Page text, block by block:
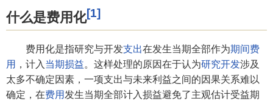
什么是费用化[1]
费用化是指研究与开发支出在发生当期全部作为期间费
用 ，计入 当期损益。这样处理的原因在于认为研究开发涉及
太多不确定因素，一项支出与未来利益之间的因果关系难以
确定，在费用 发生当期全部计入损益避免了主观估计受益期